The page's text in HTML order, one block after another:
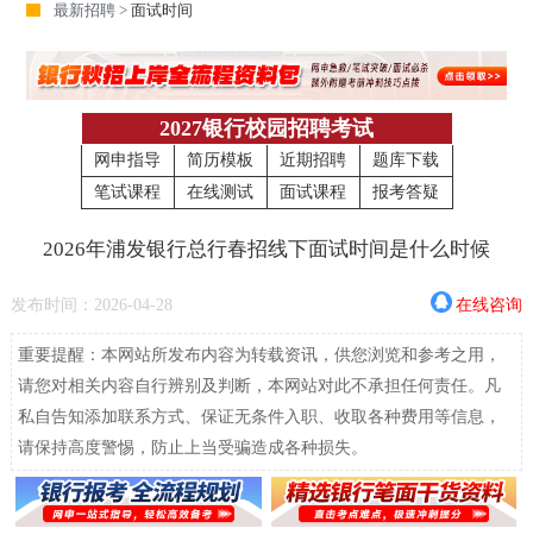
最新招聘 > 面试时间
2027银行校园招聘考试
网申指导 简历模板 近期招聘
题库下载
笔试课程
在线测试 面试课程 报考答疑
2026年浦发银行总行春招线下面试时间是什么时候
发布时间：2026-04-28 在线咨询
重要提醒：本网站所发布内容为转载资讯，供您浏览和参考之用，
请您对相关内容自行辨别及判断，本网站对此不承担任何责任。凡
私自告知添加联系方式、保证无条件入职、收取各种费用等信息，
请保持高度警惕，防止上当受骗造成各种损失。